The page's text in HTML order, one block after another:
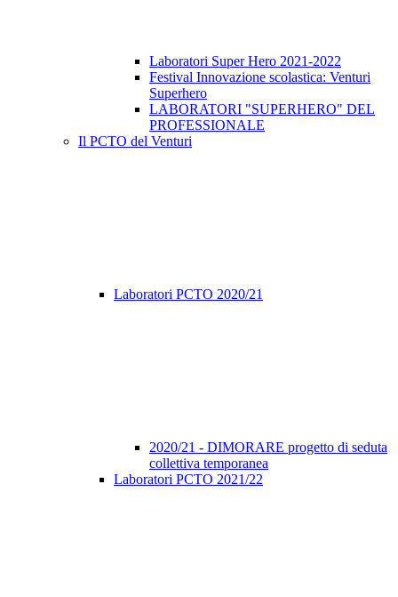
Laboratori Super Hero 2021-2022
Festival Innovazione scolastica: Venturi
Superhero
LABORATORI "SUPERHERO" DEL
PROFESSIONALE
Il PCTO del Venturi
Laboratori PCTO 2020/21
2020/21 - DIMORARE progetto di seduta
collettiva temporanea
Laboratori PCTO 2021/22